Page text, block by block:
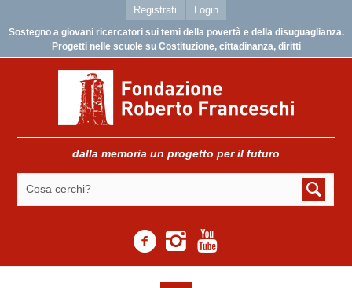
Registrati Login
Sostegno a giovani ricercatori sui temi della povertà e della disuguaglianza.
Progetti nelle scuole su Costituzione, cittadinanza, diritti
dalla memoria un progetto per il futuro